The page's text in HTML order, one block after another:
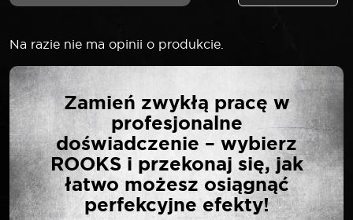
Na razie nie ma opinii o produkcie.
NAPISZ PIERWSZĄ
OPINIĘ O „ROOKS
MŁOTEK ŚLUSARSKI
FIBRE STRONG 1 KG”
Twój adres email nie zostanie opublikowany.
Zamień zwykłą pracę w
profesjonalne
doświadczenie – wybierz
ROOKS i przekonaj się, jak
łatwo możesz osiągnąć
perfekcyjne efekty!